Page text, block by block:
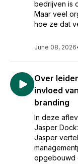
bedrijven is
Maar veel
hoe ze dat
June 08, 2026
Over
invloed
branding
In deze
Jasper
Jasper
opgebouwd